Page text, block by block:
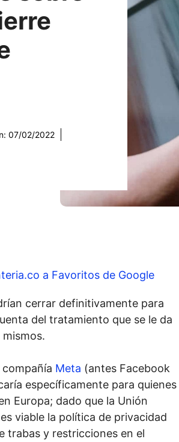
07/02/2022
a Favoritos de Google
cerrar definitivamente para
del tratamiento que se le da
Meta (antes Facebook
específicamente para quienes
Europa; dado que la Unión
viable la política de privacidad
trabas y restricciones en el